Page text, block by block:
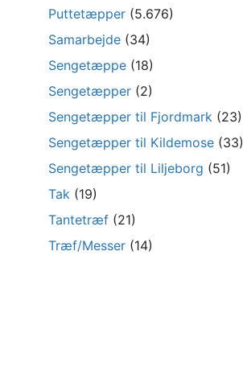
Puttetæpper (5.676)
Samarbejde (34)
Sengetæppe (18)
Sengetæpper (2)
Sengetæpper til Fjordmark (23)
Sengetæpper til Kildemose (33)
Sengetæpper til Liljeborg (51)
Tak (19)
Tantetræf (21)
Træf/Messer (14)